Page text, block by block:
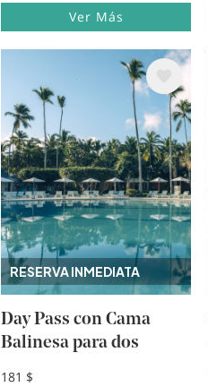
Ver Más
RESERVA INMEDIATA
Image
Day Pass con Cama
Balinesa para dos
181 $